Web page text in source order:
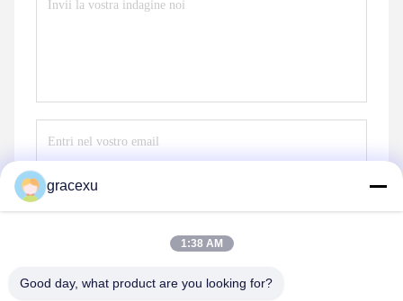
Invii
gracexu
1:38 AM
Good day, what product are you looking for?